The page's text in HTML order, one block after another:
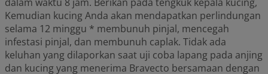
Kemudian kucing Anda akan mendapatkan perlindungan
selama 12 minggu * membunuh pinjal, mencegah
infestasi pinjal, dan membunuh caplak. Tidak ada
keluhan yang dilaporkan saat uji coba lapang pada anjing
dan kucing yang menerima Bravecto bersamaan dengan